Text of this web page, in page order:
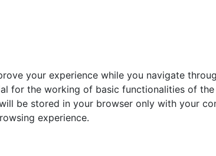
your experience while you navigate
for the working of basic functionalities of
be stored in your browser only with your
experience.